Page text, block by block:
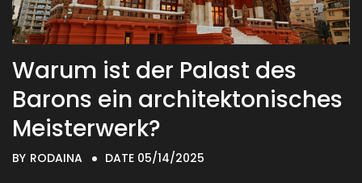
Warum ist der Palast des
Barons ein architektonisches
Meisterwerk?
BY RODAINA DATE 05/14/2025